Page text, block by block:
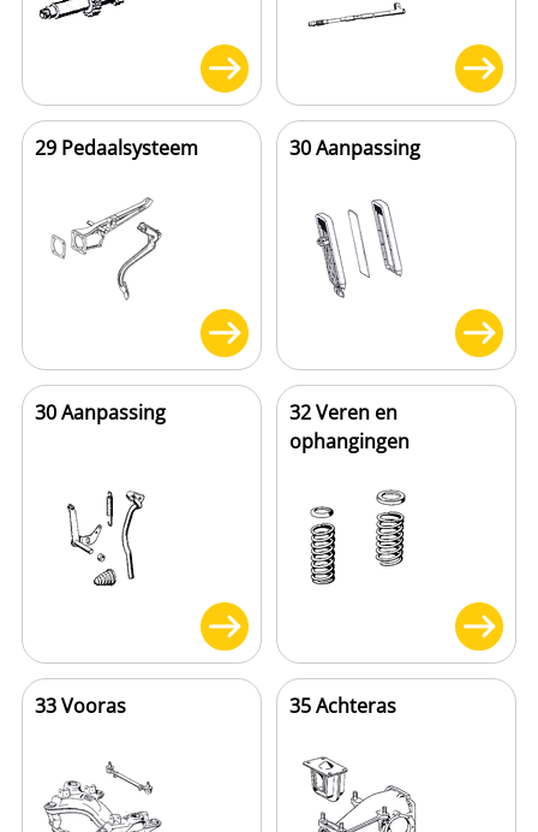
29 Pedaalsysteem 30 Aanpassing
30 Aanpassing
32 Veren en
ophangingen
33 Vooras 35 Achteras